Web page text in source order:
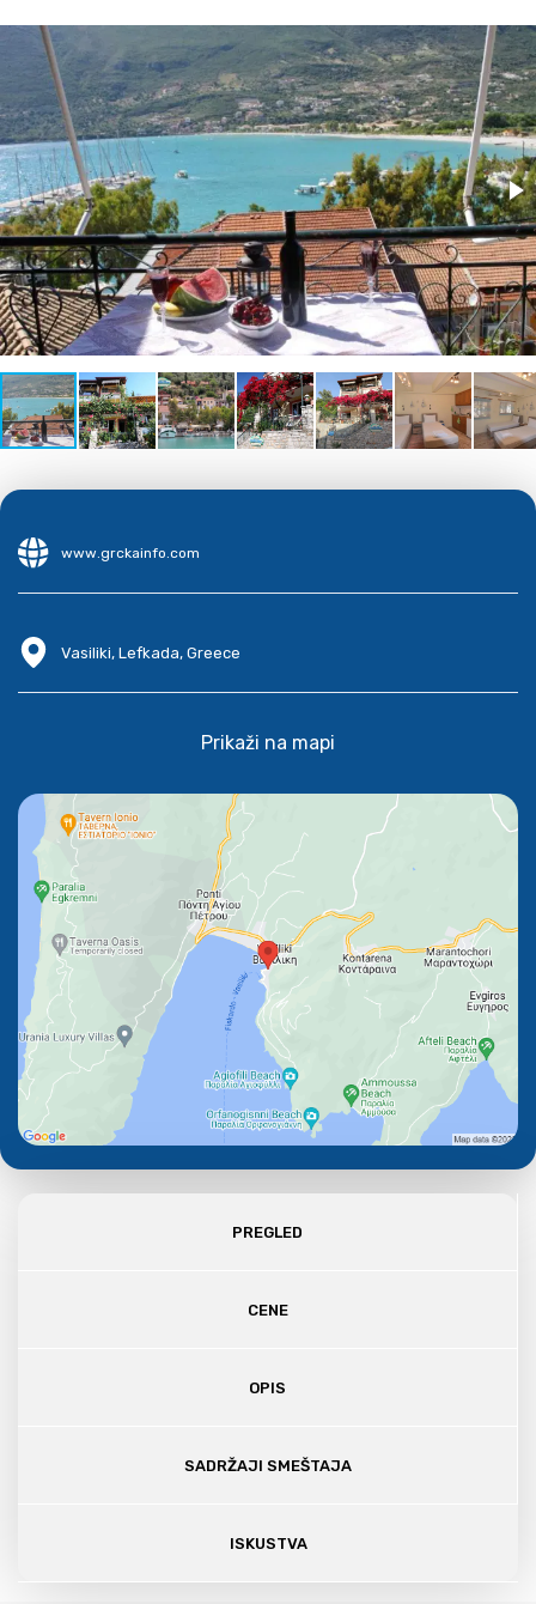
www.grckainfo.com
Vasiliki, Lefkada, Greece
Prikaži na mapi
PREGLED
CENE
OPIS
SADRŽAJI SMEŠTAJA
ISKUSTVA